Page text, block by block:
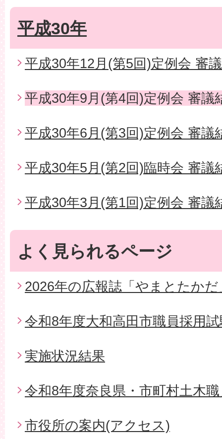
平成30年
平成30年12月(第5回)定例会 審
平成30年9月(第4回)定例会 審議
平成30年6月(第3回)定例会 審議
平成30年5月(第2回)臨時会 審議
平成30年3月(第1回)定例会 審議
よく見られるページ
2026年の広報誌「やまとたかだ
令和8年度大和高田市職員採用
実施状況結果
令和8年度奈良県・市町村土木
市役所の案内(アクセス)